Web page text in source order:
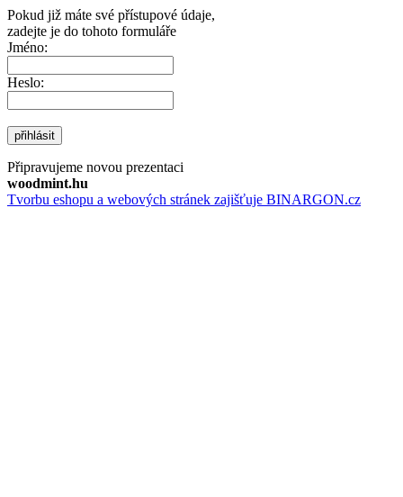
Pokud již máte své přístupové údaje,
zadejte je do tohoto formuláře
Jméno:
Heslo:
přihlásit
Připravujeme novou prezentaci
woodmint.hu
Tvorbu eshopu a webových stránek zajišťuje BINARGON.cz